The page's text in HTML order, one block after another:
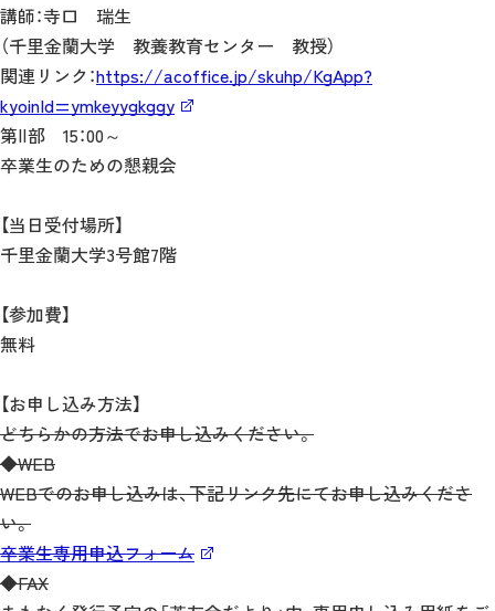
講師：寺口 瑞生
（千里金蘭大学 教養教育センター 教授）
関連リンク：https://acoffice.jp/skuhp/KgApp?
kyoinId=ymkeyygkggy
第Ⅱ部 15：00～
卒業生のための懇親会
【当日受付場所】
千里金蘭大学3号館7階
【参加費】
無料
【お申し込み方法】
どちらかの方法でお申し込みください。
◆WEB
WEBでのお申し込みは、下記リンク先にてお申し込みくださ
い。
卒業生専用申込フォーム
◆FAX